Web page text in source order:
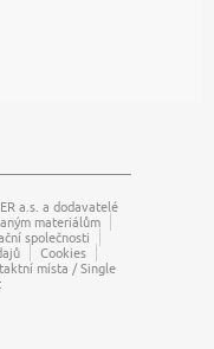
a.s. a dodavatelé
materiálům
společnosti
Cookies
místa / Single